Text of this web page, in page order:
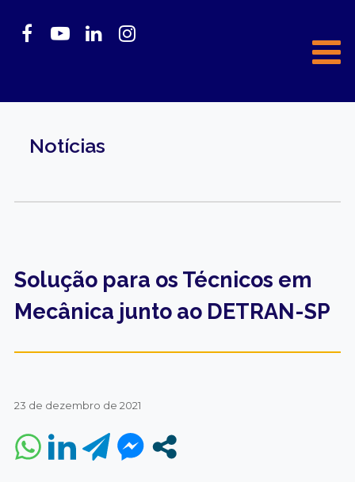
Notícias
Solução para os Técnicos em
Mecânica junto ao DETRAN-SP
23 de dezembro de 2021